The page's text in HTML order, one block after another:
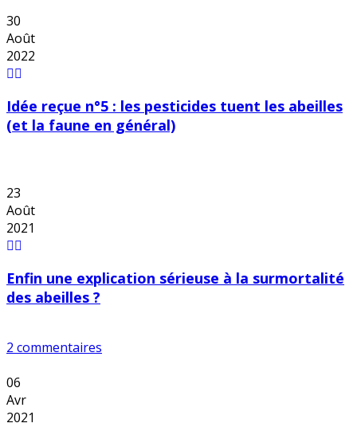
30
Août
2022
Idée reçue n°5 : les pesticides tuent les abeilles
(et la faune en général)
23
Août
2021
Enfin une explication sérieuse à la surmortalité
des abeilles ?
2 commentaires
06
Avr
2021